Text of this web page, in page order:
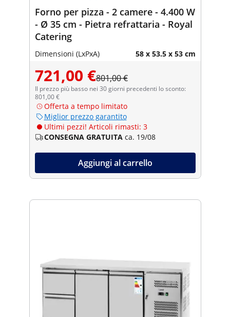
Forno per pizza - 2 camere - 4.400 W
- Ø 35 cm - Pietra refrattaria - Royal
Catering
Dimensioni (LxPxA) 58 x 53.5 x 53 cm
721,00 €801,00 €
Il prezzo più basso nei 30 giorni precedenti lo sconto:
801,00 €
Offerta a tempo limitato
Miglior prezzo garantito
Ultimi pezzi! Articoli rimasti: 3
CONSEGNA GRATUITA ca. 19/08
Aggiungi al carrello